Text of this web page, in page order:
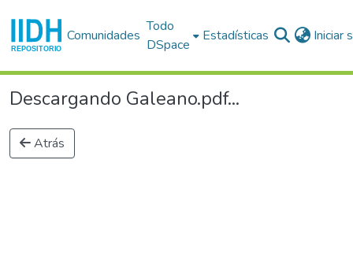
Comunidades
Todo
DSpace
Estadísticas Iniciar
Descargando Galeano.pdf...
Atrás